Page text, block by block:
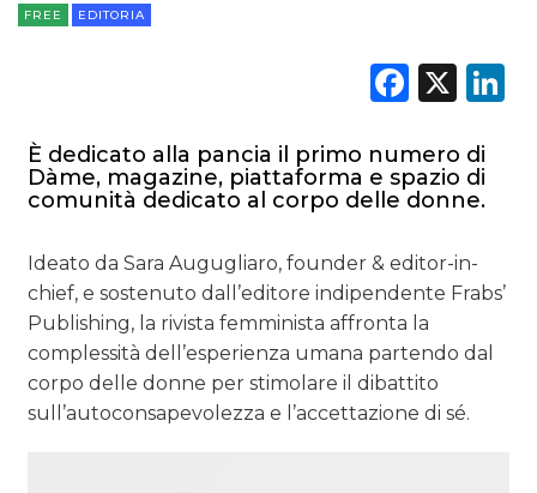
PREVISIONI/SCENARI
NORMATIVE
TREND
CASE HISTORY
OPINIONI
FREE EDITORIA
X
È dedicato alla pancia il primo numero di
Dàme, magazine, piattaforma e spazio di
comunità dedicato al corpo delle donne.
Ideato da Sara Augugliaro, founder & editor-in-
chief, e sostenuto dall’editore indipendente Frabs’
Publishing, la rivista femminista affronta la
complessità dell’esperienza umana partendo dal
corpo delle donne per stimolare il dibattito
sull’autoconsapevolezza e l’accettazione di sé.